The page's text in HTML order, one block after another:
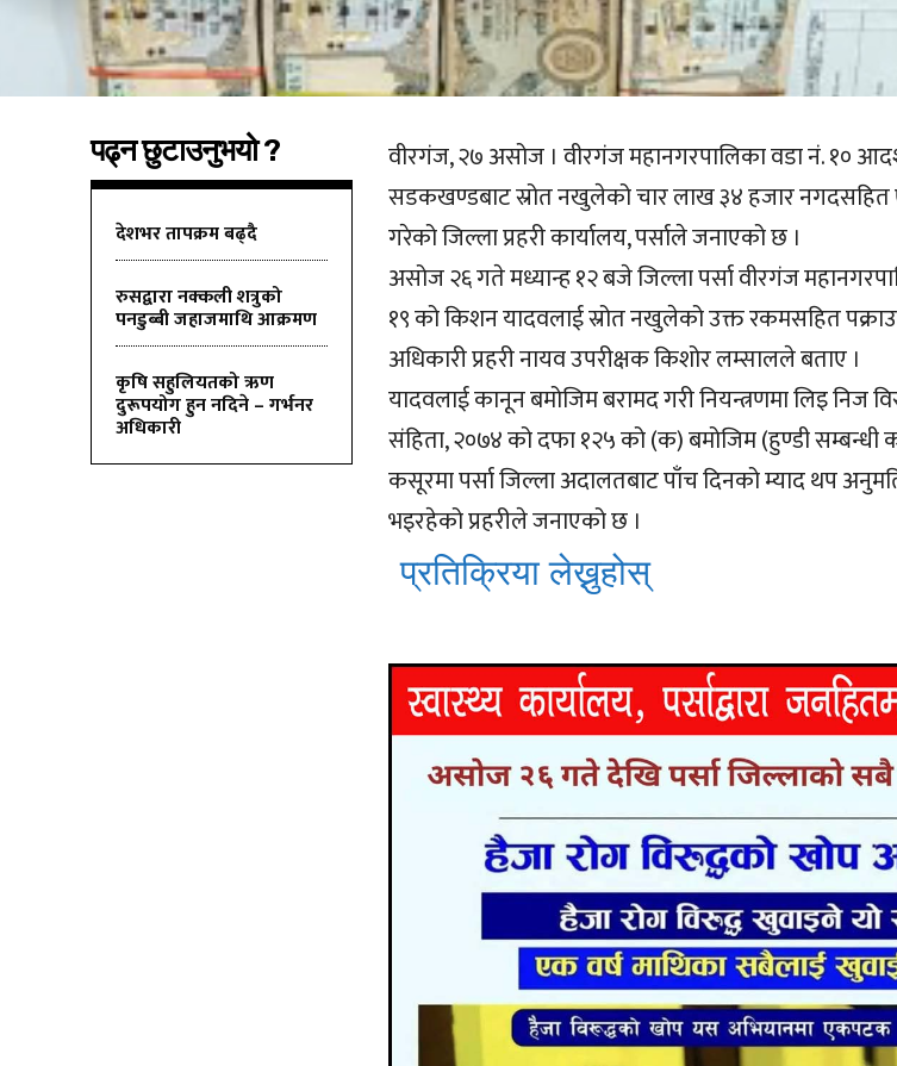
पढ्न छुटाउनुभयो ?
देशभर तापक्रम बढ्दै
रुसद्वारा नक्कली शत्रुको
पनडुब्बी जहाजमाथि आक्रमण
कृषि सहुलियतको ऋण
दुरूपयोग हुन नदिने – गर्भनर
अधिकारी
वीरगंज, २७ असोज । वीरगंज महानगरपालिका वडा नं. १०
सडकखण्डबाट स्रोत नखुलेको चार लाख ३४ हजार नगदसहित
गरेको जिल्ला प्रहरी कार्यालय, पर्साले जनाएको छ ।
असोज २६ गते मध्यान्ह १२ बजे जिल्ला पर्सा वीरगंज
१९ को किशन यादवलाई स्रोत नखुलेको उक्त रकमसहित
अधिकारी प्रहरी नायव उपरीक्षक किशोर लम्सालले बताए ।
यादवलाई कानून बमोजिम बरामद गरी नियन्त्रणमा लिइ निज
संहिता, २०७४ को दफा १२५ को (क) बमोजिम (हुण्डी सम्बन्धी
कसूरमा पर्सा जिल्ला अदालतबाट पाँच दिनको म्याद थप
भइरहेको प्रहरीले जनाएको छ ।
प्रतिक्रिया लेख्नुहोस्